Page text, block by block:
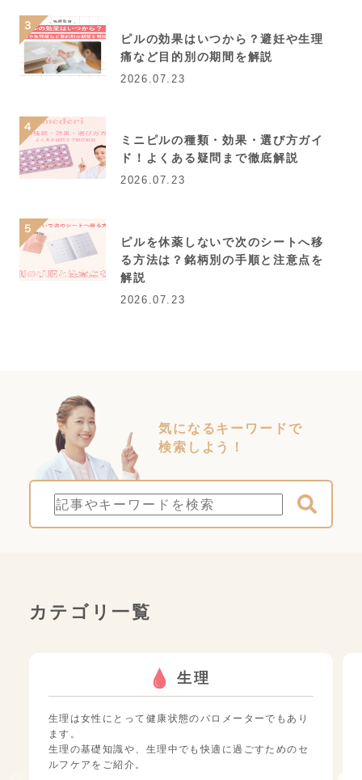
ピルの効果はいつから？避妊や生理
痛など目的別の期間を解説
2026.07.23
ミニピルの種類・効果・選び方ガイ
ド！よくある疑問まで徹底解説
2026.07.23
ピルを休薬しないで次のシートへ移
る方法は？銘柄別の手順と注意点を
解説
2026.07.23
気になるキーワードで
検索しよう！
カテゴリ一覧
生理
生理は女性にとって健康状態のバロメーターでもあり
ます。
生理の基礎知識や、生理中でも快適に過ごすためのセ
ルフケアをご紹介。